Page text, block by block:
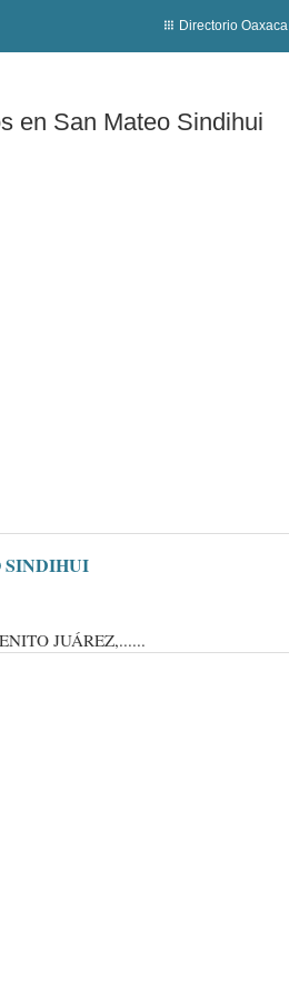
Directorio Oaxaca
en San Mateo Sindihui
SINDIHUI
JUÁREZ,......